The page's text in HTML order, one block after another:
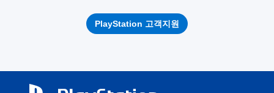
PlayStation 고객지원